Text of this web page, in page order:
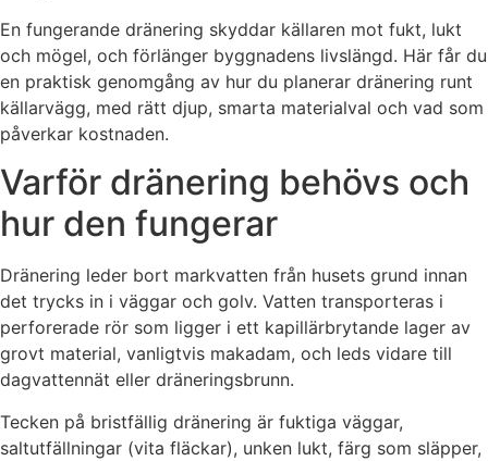
En fungerande dränering skyddar källaren mot fukt, lukt
och mögel, och förlänger byggnadens livslängd. Här får du
en praktisk genomgång av hur du planerar dränering runt
källarvägg, med rätt djup, smarta materialval och vad som
påverkar kostnaden.
Varför dränering behövs och
hur den fungerar
Dränering leder bort markvatten från husets grund innan
det trycks in i väggar och golv. Vatten transporteras i
perforerade rör som ligger i ett kapillärbrytande lager av
grovt material, vanligtvis makadam, och leds vidare till
dagvattennät eller dräneringsbrunn.
Tecken på bristfällig dränering är fuktiga väggar,
saltutfällningar (vita fläckar), unken lukt, färg som släpper,